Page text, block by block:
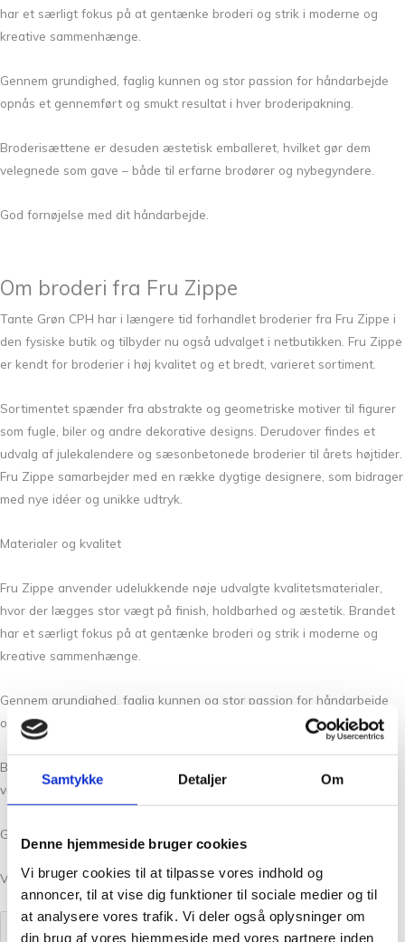
Samtykke Detaljer Om
Denne hjemmeside bruger cookies
Vi bruger cookies til at tilpasse vores indhold og
annoncer, til at vise dig funktioner til sociale medier og til
at analysere vores trafik. Vi deler også oplysninger om
din brug af vores hjemmeside med vores partnere inden
har et særligt fokus på at gentænke broderi og strik i moderne og
kreative sammenhænge.
Gennem grundighed, faglig kunnen og stor passion for håndarbejde
opnås et gennemført og smukt resultat i hver broderipakning.
Broderisættene er desuden æstetisk emballeret, hvilket gør dem
velegnede som gave – både til erfarne brodører og nybegyndere.
God fornøjelse med dit håndarbejde.
Om broderi fra Fru Zippe
Tante Grøn CPH har i længere tid forhandlet broderier fra Fru Zippe i
den fysiske butik og tilbyder nu også udvalget i netbutikken. Fru Zippe
er kendt for broderier i høj kvalitet og et bredt, varieret sortiment.
Sortimentet spænder fra abstrakte og geometriske motiver til figurer
som fugle, biler og andre dekorative designs. Derudover findes et
udvalg af julekalendere og sæsonbetonede broderier til årets højtider.
Fru Zippe samarbejder med en række dygtige designere, som bidrager
med nye idéer og unikke udtryk.
Materialer og kvalitet
Fru Zippe anvender udelukkende nøje udvalgte kvalitetsmaterialer,
hvor der lægges stor vægt på finish, holdbarhed og æstetik. Brandet
har et særligt fokus på at gentænke broderi og strik i moderne og
kreative sammenhænge.
Gennem grundighed, faglig kunnen og stor passion for håndarbejde
opnås et gennemført og smukt resultat i hver broderipakning.
Broderisættene er desuden æstetisk emballeret, hvilket gør dem
velegnede som gave – både til erfarne brodører og nybegyndere.
God fornøjelse med dit håndarbejde.
Viser 7 resultater